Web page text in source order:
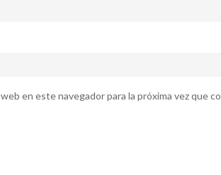
en este navegador para la próxima vez que